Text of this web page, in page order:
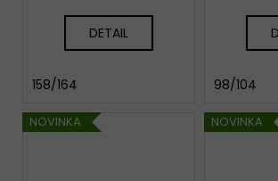
DETAIL
158/164 98/104
NOVINKA NOVINKA